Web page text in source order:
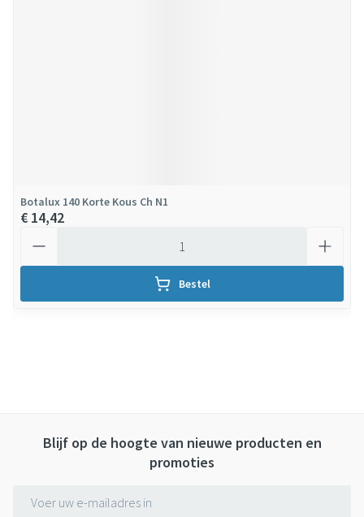
Botalux 140 Korte Kous Ch N1
€ 14,42
Bestel
Blijf op de hoogte van nieuwe producten en
promoties